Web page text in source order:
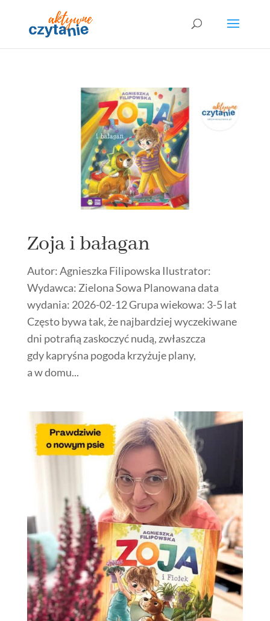
Zoja i bałagan
Autor: Agnieszka Filipowska Ilustrator:
Wydawca: Zielona Sowa Planowana data
wydania: 2026-02-12 Grupa wiekowa: 3-5 lat
Często bywa tak, że najbardziej wyczekiwane
dni potrafią zaskoczyć nudą, zwłaszcza
gdy kapryśna pogoda krzyżuje plany,
a w domu...